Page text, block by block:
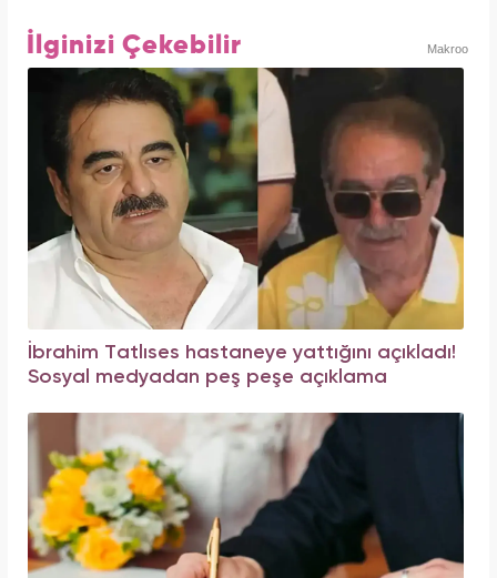
İlginizi Çekebilir Makroo
İbrahim Tatlıses hastaneye yattığını açıkladı!
Sosyal medyadan peş peşe açıklama